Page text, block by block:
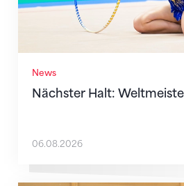
News
Nächster Halt:
06.08.2026